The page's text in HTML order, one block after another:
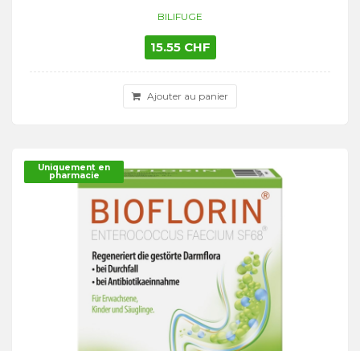
BILIFUGE
15.55 CHF
Ajouter au panier
Uniquement en
pharmacie